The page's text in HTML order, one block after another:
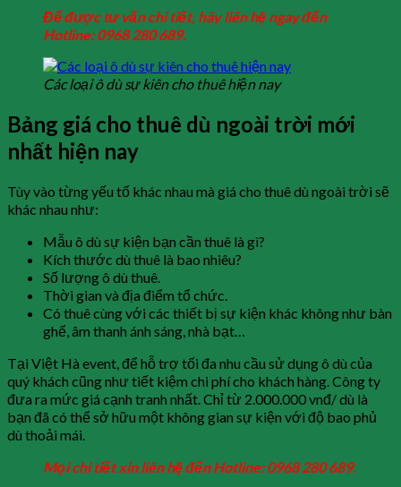
Để được tư vấn chi tiết, hãy liên hệ ngay đến
Hotline: 0968 280 689.
Các loại ô dù sự kiên cho thuê hiện nay
Bảng giá cho thuê dù ngoài trời mới
nhất hiện nay
Tùy vào từng yếu tố khác nhau mà giá cho thuê dù ngoài trời sẽ
khác nhau như:
Mẫu ô dù sự kiện bạn cần thuê là gì?
Kích thước dù thuê là bao nhiêu?
Số lượng ô dù thuê.
Thời gian và địa điểm tổ chức.
Có thuê cùng với các thiết bị sự kiện khác không như bàn
ghế, âm thanh ánh sáng, nhà bạt…
Tại Việt Hà event, để hỗ trợ tối đa nhu cầu sử dụng ô dù của
quý khách cũng như tiết kiệm chi phí cho khách hàng. Công ty
đưa ra mức giá cạnh tranh nhất. Chỉ từ 2.000.000 vnđ/ dù là
bạn đã có thể sở hữu một không gian sự kiện với độ bao phủ
dù thoải mái.
Mọi chi tiết xin liên hệ đến Hotline: 0968 280 689.